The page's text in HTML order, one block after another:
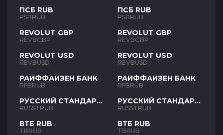
ПСБ RUB
PSBRUB
REVOLUT GBP
REVBGBP
REVOLUT USD
REVBUSD
РАЙФФАЙЗЕН БАНК
RFBRUB
РУССКИЙ СТАНДАРТ
RUB
RUSSTRUB
ВТБ RUB
TBRUB
ПСБ RUB
PSBRUB
REVOLUT GBP
REVBGBP
REVOLUT USD
REVBUSD
РАЙФФАЙЗЕН БАНК
RFBRUB
РУССКИЙ СТАНДАРТ
RUB
RUSSTRUB
ВТБ RUB
TBRUB